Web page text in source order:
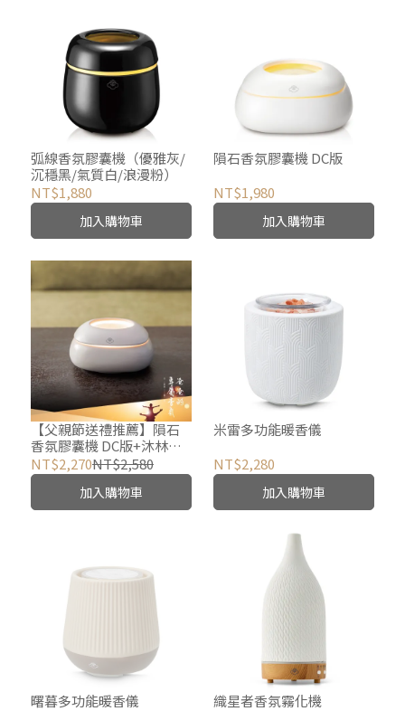
弧線香氛膠囊機（優雅灰/
沉穩黑/氣質白/浪漫粉）
NT$1,880
加入購物車
隕石香氛膠囊機 DC版
NT$1,980
加入購物車
【父親節送禮推薦】隕石
香氛膠囊機 DC版+沐林時
光香氛膠囊蠟+任選一顆香
氛膠囊蠟
NT$2,270NT$2,580
加入購物車
米雷多功能暖香儀
NT$2,280
加入購物車
曙暮多功能暖香儀
織星者香氛霧化機